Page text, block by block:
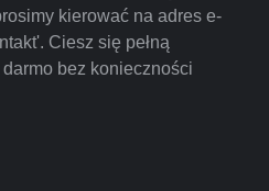
kierować na adres e-
Ciesz się pełną
bez konieczności